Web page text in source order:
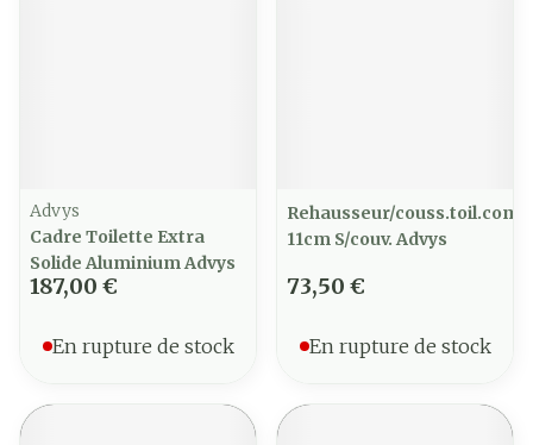
Advys
Cadre Toilette Extra
Solide Aluminium Advys
187,00 €
En rupture de stock
Rehausseur/
11cm S/couv. Advys
73,50 €
En rupture de stock